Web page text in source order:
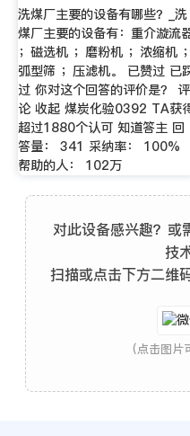
洗煤厂主要的设备有哪些？_洗
煤厂主要的设备有：重介漩流
；磁选机 ；磨粉机 ；浓缩机 ；
弧型筛 ；压滤机。 已赞过 已
过 你对这个回答的评价是？ 评
论 收起 煤炭化验0392 TA获
超过1880个认可 知道答主 回
答量： 341 采纳率： 100%
帮助的人： 102万
对此设备感兴趣？或
技
扫描或点击下方二维
(点击图片